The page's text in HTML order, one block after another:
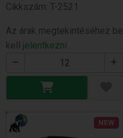
Cikkszám: T-2521
Az árak megtekintéséhez be
kell jelentkezni
NEW